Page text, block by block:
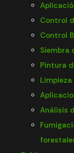
Control
Control
Siembra
Pintura
Análisis